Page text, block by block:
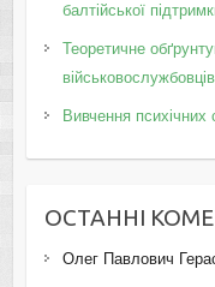
балтійської
Теоретичне
військовослужбовців
Вивчення психічних
ОСТАННІ
Олег Павлович